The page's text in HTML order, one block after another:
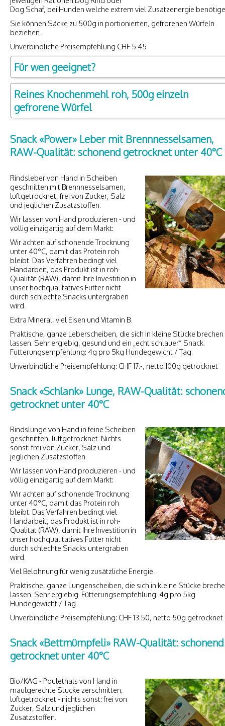
Dog Schaf, bei Hunden welche extrem viel Zusatzenergie
Sie können Säcke zu 500g in portionierten, gefrorenen Würfeln
beziehen.
Unverbindliche Preisempfehlung CHF 5.45
Für wen geeignet?
Reines Knochenmehl roh, 500g einzeln
gefrorene Würfel
Snack «Power» Leber mit Brennnesselsamen,
RAW-Qualität: schonend getrocknet unter 40°C
Rindsleber von Hand in Scheiben
geschnitten mit Brennnesselsamen,
luftgetrocknet, frei von Zucker, Salz
und jeglichen Zusatzstoffen.
Wir lassen von Hand produzieren - und
völlig einzigartig auf dem Markt:
Wir achten auf schonende Trocknung
unter 40°C, damit das Protein roh
bleibt. Das Verfahren bedingt viel
Handarbeit, das Produkt ist in roh-
Qualität (RAW), damit Ihre Investition in
unser hochqualitatives Futter nicht
durch schlechte Snacks untergraben
wird.
Extra Mineral, viel Eisen und Vitamin B.
Praktische, ganze Leberscheiben, die sich in kleine Stücke brechen
lassen. Sehr ergiebig, gesund und ein „echt schlauer“ Snack.
Fütterungsempfehlung: 4g pro 5kg Hundegewicht / Tag.
Unverbindliche Preisempfehlung: CHF 17.-, netto 100g getrocknet
Snack «Schlank» Lunge, RAW-Qualität:
getrocknet unter 40°C
Rindslunge von Hand in feine Scheiben
geschnitten, luftgetrocknet. Nichts
sonst: frei von Zucker, Salz und
jeglichen Zusatzstoffen.
Wir lassen von Hand produzieren - und
völlig einzigartig auf dem Markt:
Wir achten auf schonende Trocknung
unter 40°C, damit das Protein roh
bleibt. Das Verfahren bedingt viel
Handarbeit, das Produkt ist in roh-
Qualität (RAW), damit Ihre Investition in
unser hochqualitatives Futter nicht
durch schlechte Snacks untergraben
wird.
Viel Belohnung für wenig zusätzliche Energie.
Praktische, ganze Lungenscheiben, die sich in kleine Stücke
lassen. Sehr ergiebig. Fütterungsempfehlung: 4g pro 5kg
Hundegewicht / Tag.
Unverbindliche Preisempfehlung: CHF 13.50, netto 50g getrocknet
Snack «Bettmümpfeli» RAW-Qualität: schonend
getrocknet unter 40°C
Bio/KAG - Poulethals von Hand in
maulgerechte Stücke zerschnitten,
luftgetrocknet - nichts sonst: frei von
Zucker, Salz und jeglichen
Zusatzstoffen.